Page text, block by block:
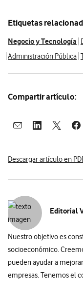
Etiquetas
Negocio y Tecnología
Administración Pública
Compartir artículo:
Abrir ventana para
Abrir ventana
Abrir
Descargar artículo en
Editorial
Nuestro objetivo es
socioeconómico.
pueden ayudar a
empresas. Tenemos el